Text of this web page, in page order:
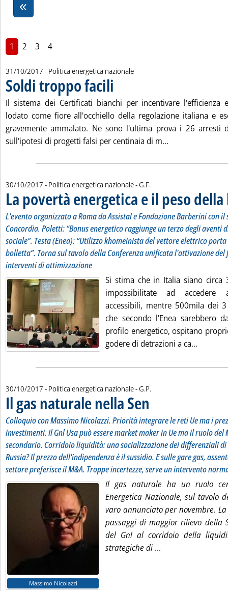
1 2 3 4
31/10/2017 - Politica energetica nazionale
Soldi troppo facili
Il sistema dei Certificati bianchi per incentivare l'efficienza
lodato come fiore all'occhiello della regolazione italiana e
gravemente ammalato. Ne sono l'ultima prova i 26 arresti
sull'ipotesi di progetti falsi per centinaia di m...
30/10/2017 - Politica energetica nazionale -di:
G.F.
La povertà energetica e il peso
L'evento organizzato a Roma da Assistal e Fondazione Barberini con
Concordia. Poletti: “Bonus energetico raggiunge un terzo degli aventi
sociale”. Testa (Enea): “Utilizzo khomeinista del vettore elettrico
bolletta”. Torna sul tavolo della Conferenza unificata l'attivazione
interventi di ottimizzazione
Si stima che in Italia siano
impossibilitate ad accedere
accessibili, mentre 500mila dei
che secondo l'Enea sarebbero
profilo energetico, ospitano
godere di detrazioni a ca...
30/10/2017 - Politica energetica nazionale -di:
G.P.
Il gas naturale nella Sen
Colloquio con Massimo Nicolazzi. Priorità integrare le reti Ue ma i
investimenti. Il Gnl Usa può essere market maker in Ue ma il ruolo
secondario. Corridoio liquidità: una socializzazione dei differenziali
Russia? Il prezzo dell'indipendenza è il sussidio. E sulle gare gas,
settore preferisce il M&A. Troppe incertezze, serve un intervento
Massimo Nicolazzi
Il gas naturale ha un ruolo
Energetica Nazionale, sul tavolo
varo annunciato per novembre.
passaggi di maggior rilievo della
del Gnl al corridoio della
strategiche di ...